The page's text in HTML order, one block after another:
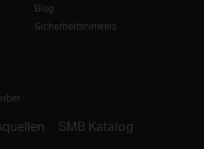
Blog
Sicherheitshinweis
SMB Katalog